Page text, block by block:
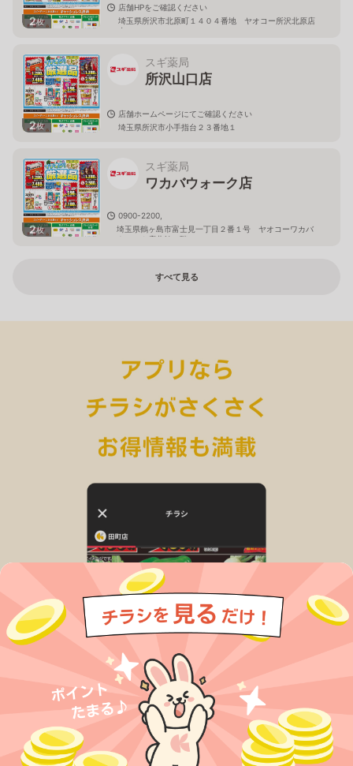
2枚
店舗HPをご確認ください
埼玉県所沢市北原町１４０４番地 ヤオコー所沢北原店
内
2枚
スギ薬局
所沢山口店
店舗ホームページにてご確認ください
埼玉県所沢市小手指台２３番地１
2枚
スギ薬局
ワカバウォーク店
0900-2200,
埼玉県鶴ヶ島市富士見一丁目２番１号 ヤオコーワカバ
ウォーク店北館１階
すべて見る